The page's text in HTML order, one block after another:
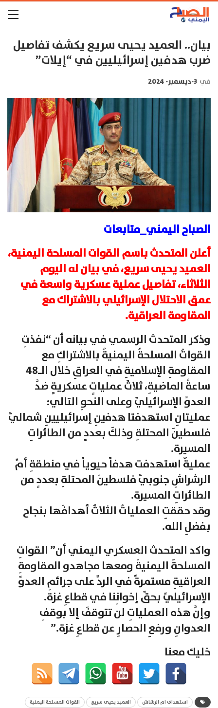
بيان.. العميد يحيى سريع يكشف تفاصيل
ضرب هدفين إسرائيليين في “إيلات”
في 3-ديسمبر- 2024
الصباح اليمني_متابعات
أعلن المتحدث باسم القوات المسلحة اليمنية،
العميد يحيى سريع، في بيان له اليوم
الثلاثاء، تفاصيل عملية عسكرية واسعة في
عمق الاحتلال الإسرائيلي بالاشتراك مع
المقاومة العراقية.
وذكر المتحدث الرسمي في بيانه أن “نفذتِ
القواتُ المسلحةُ اليمنيةُ بالاشتراكِ مع
المقاومةِ الإسلاميةِ في العراقِ خلال الـ48
ساعةً الماضيةِ، ثلاثَ عملياتٍ عسكريةٍ ضدَّ
العدوِّ الإسرائيليِّ وعلى النحوِ التالي:
عمليتانِ استهدفتا هدفينِ إسرائيليينِ شماليَّ
فلسطينَ المحتلةِ وذلكَ بعددٍ من الطائراتِ
المسيرة.
عمليةٌ استهدفت هدفاً حيوياً في منطقةِ أمِّ
الرشراشِ جنوبيَّ فلسطينَ المحتلةِ بعددٍ من
الطائراتِ المسيرة.
وقد حققتِ العملياتُ الثلاثُ أهدافَها بنجاح
بفضلِ الله.
واكد المتحدث العسكري اليمني أن” القواتِ
المسلحةَ اليمنيةَ ومعها مجاهدو المقاومةِ
العراقيةِ مستمرةٌ في الردِّ على جرائمِ العدوِّ
الإسرائيليِّ بحقِّ إخوانِنا في قطاعِ غزة.
وإنَّ هذه العملياتِ لن تتوقفَ إلا بوقفِ
العدوانِ ورفعِ الحصارِ عن قطاعِ غزة.”
خليك معنا
استهداف ام الرشاش العميد يحيى سريع
القوات المسلحة اليمنية